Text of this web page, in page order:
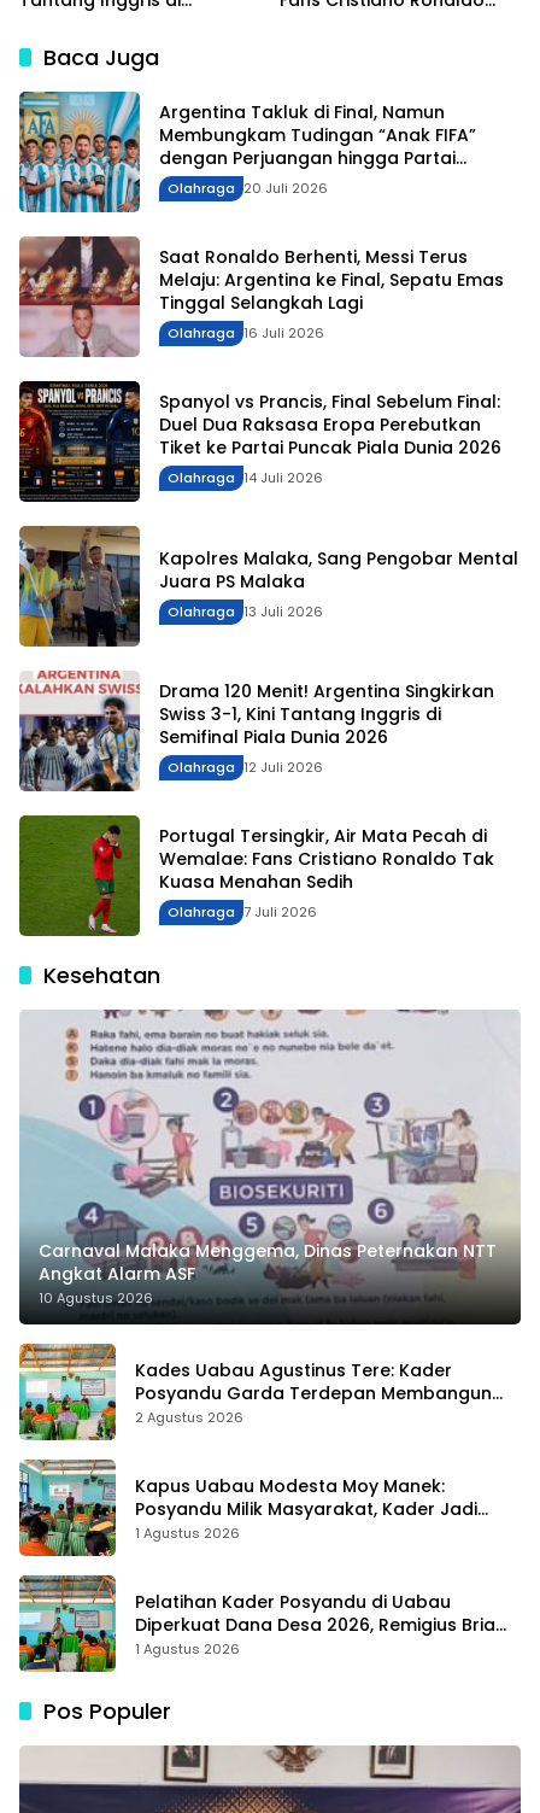
Baca Juga
Argentina Takluk di Final, Namun
Membungkam Tudingan “Anak FIFA”
dengan Perjuangan hingga Partai
Puncak
Olahraga 20 Juli 2026
Saat Ronaldo Berhenti, Messi Terus
Melaju: Argentina ke Final, Sepatu Emas
Tinggal Selangkah Lagi
Olahraga 16 Juli 2026
Spanyol vs Prancis, Final Sebelum Final:
Duel Dua Raksasa Eropa Perebutkan
Tiket ke Partai Puncak Piala Dunia 2026
Olahraga 14 Juli 2026
Kapolres Malaka, Sang Pengobar Mental
Juara PS Malaka
Olahraga 13 Juli 2026
Drama 120 Menit! Argentina Singkirkan
Swiss 3-1, Kini Tantang Inggris di
Semifinal Piala Dunia 2026
Olahraga 12 Juli 2026
Portugal Tersingkir, Air Mata Pecah di
Wemalae: Fans Cristiano Ronaldo Tak
Kuasa Menahan Sedih
Olahraga 7 Juli 2026
Kesehatan
Carnaval Malaka Menggema, Dinas Peternakan NTT
Angkat Alarm ASF
10 Agustus 2026
Kades Uabau Agustinus Tere: Kader
Posyandu Garda Terdepan Membangun
Kesehatan Masyarakat Desa
2 Agustus 2026
Kapus Uabau Modesta Moy Manek:
Posyandu Milik Masyarakat, Kader Jadi
Ujung Tombak Perangi Stunting
1 Agustus 2026
Pelatihan Kader Posyandu di Uabau
Diperkuat Dana Desa 2026, Remigius Bria
Tekankan Transparansi dengan Libatkan
1 Agustus 2026
Pos Populer